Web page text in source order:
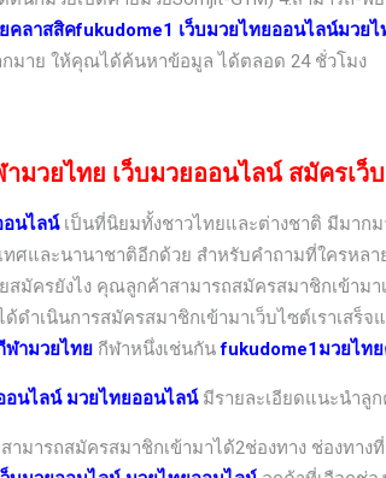
คลาสสิคfukudome1 เว็บมวยไทยออนไลน์มวย
กมาย ให้คุณได้ค้นหาข้อมูล ได้ตลอด 24 ชั่วโมง
ามวยไทย เว็บมวยออนไลน์ สมัครเว็
อนไลน์ เป็นที่นิยมทั้งชาวไทยและต่างชาติ มีมาก
ศและนานาชาติอีกด้วย สำหรับคำถามที่ใครหล
สมัครยังไง คุณลูกค้าสามารถสมัครสมาชิกเข้ามา
ดำเนินการสมัครสมาชิกเข้ามาเว็บไซต์เราเสร็
ฬามวยไทย กีฬาหนึ่งเช่นกันfukudome1มวยไท
อนไลน์ มวยไทยออนไลน์ มีรายละเอียดแนะนำลู
มารถสมัครสมาชิกเข้ามาได้2ช่องทาง ช่องทาง